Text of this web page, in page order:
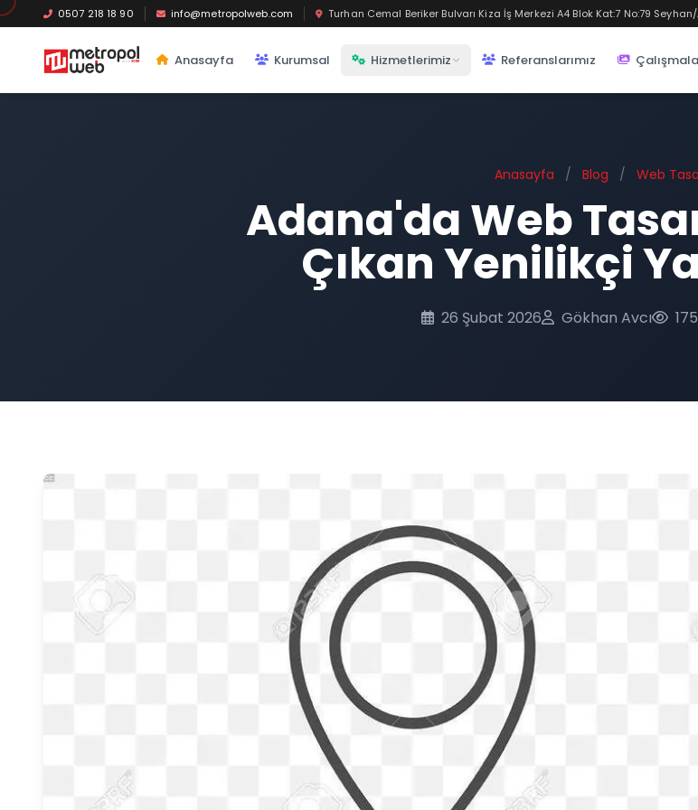
Ana içeriğe geç
0507 218 18 90 info@metropolweb.com Turhan Cemal Beriker Bulvarı Kiza İş Merkezi A4 Blok Kat:7 No:79 Seyhan/
Anasayfa Kurumsal Hizmetlerimiz Referanslarımız
Anasayfa / Blog / Web
Adana'da Web
Çıkan Yenilikçi
26 Şubat 2026 Gökhan Avcı